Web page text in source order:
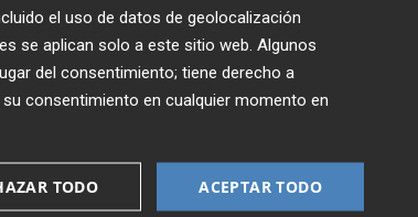
2
El CACV
y la creación
3 Controlado el
4 La capacidad
burlar la
de transferencia
sus herramientas
'El otro paraíso'.
desconocidos, hasta
lo aprendido: nuestra
el uso de datos de geolocalización
se aplican solo a este sitio web. Algunos
del consentimiento; tiene derecho a
su consentimiento en cualquier momento en
ACEPTAR TODO
TODO